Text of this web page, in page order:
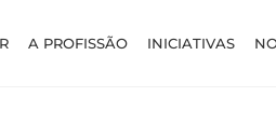
A PROFISSÃO INICIATIVAS